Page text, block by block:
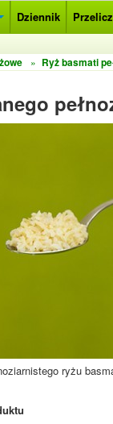
Dziennik
» Ryż basmati
ryżu